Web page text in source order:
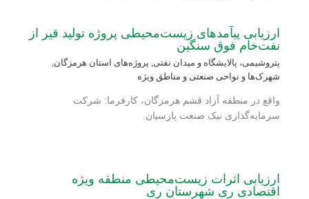
ارزیابی پی‏آمدهای زیست‌محیطی پروژه تولید قیر از
نفت‌خام فوق سنگین
پتروشیمی، پالایشگاه و میدان نفتی, پروژه‌های استان هرمزگان,
شهرک‌ها و نواحی صنعتی و مناطق ویژه
واقع در منطقه آزاد قشم هرمزگان، کارفرما: شرکت
سرمایه‌گذاری نیک صنعت پارسیان.
ارزیابی اثرات زیست‌محیطی منطقه ویژه
اقتصادی ری شهرستان ری